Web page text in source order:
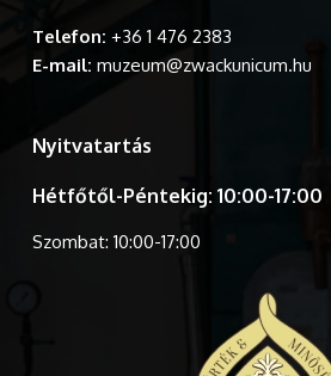
Telefon: +36 1 476 2383
E-mail: muzeum@zwackunicum.hu
Nyitvatartás
Hétfőtől-Péntekig: 10:00-17:00
Szombat: 10:00-17:00